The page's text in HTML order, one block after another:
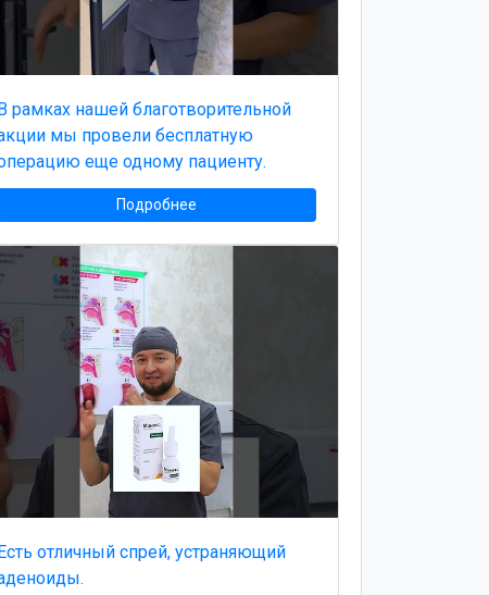
рамках нашей благотворительной
мы провели бесплатную
еще одному пациенту.
Подробнее
отличный спрей, устраняющий